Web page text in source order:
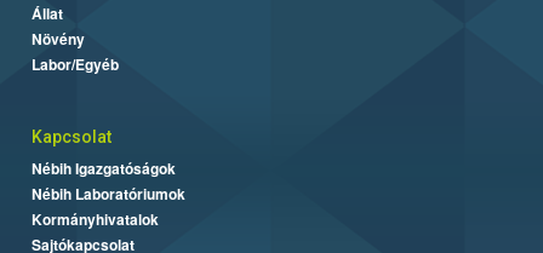
Állat
Növény
Labor/Egyéb
Kapcsolat
Nébih Igazgatóságok
Nébih Laboratóriumok
Kormányhivatalok
Sajtókapcsolat